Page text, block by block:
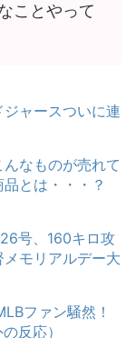
ことやって
ャースついに連
なものが売れて
とは・・・？
号、160キロ攻
モリアルデー大
ファン騒然！
反応）